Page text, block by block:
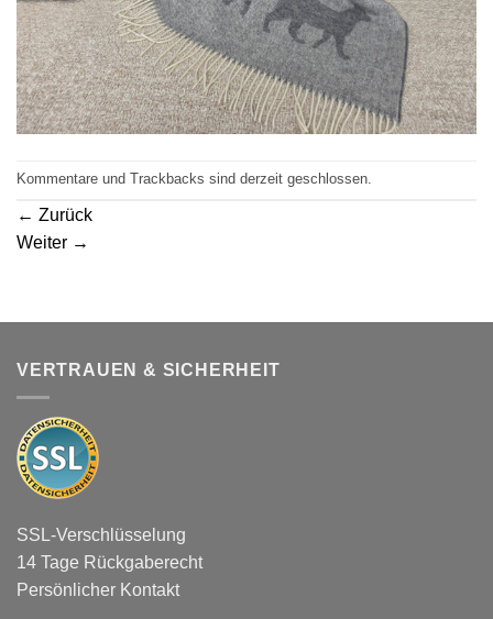
Kommentare und Trackbacks sind derzeit geschlossen.
← Zurück
Weiter →
VERTRAUEN & SICHERHEIT
SSL-Verschlüsselung
14 Tage Rückgaberecht
Persönlicher Kontakt